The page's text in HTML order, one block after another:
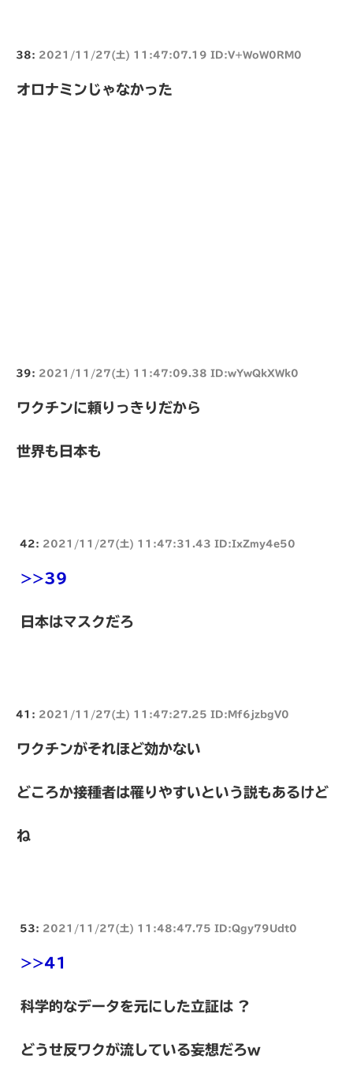
38: 2021/11/27(土) 11:47:07.19 ID:V+WoW0RM0
オロナミンじゃなかった
39: 2021/11/27(土) 11:47:09.38 ID:wYwQkXWk0
ワクチンに頼りっきりだから
世界も日本も
42: 2021/11/27(土) 11:47:31.43 ID:IxZmy4e50
>>39
日本はマスクだろ
41: 2021/11/27(土) 11:47:27.25 ID:Mf6jzbgV0
ワクチンがそれほど効かない
どころか接種者は罹りやすいという説もあるけど
ね
53: 2021/11/27(土) 11:48:47.75 ID:Qgy79Udt0
>>41
科学的なデータを元にした立証は ?
どうせ反ワクが流している妄想だろw